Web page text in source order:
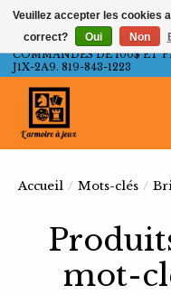
LIVRAISON GRATUITE AU
COMMANDES DE 100$ ET
J1X-2A9. 819-843-1223
Accueil / Mots-clés /
mot-
Veuillez accepter les cookies
correct?
Oui Non